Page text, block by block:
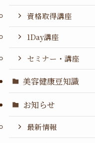
資格取得講座
1Day講座
セミナー・講座
美容健康豆知識
お知らせ
最新情報